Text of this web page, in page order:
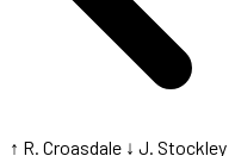
↑ R. Croasdale ↓ J. Stockley